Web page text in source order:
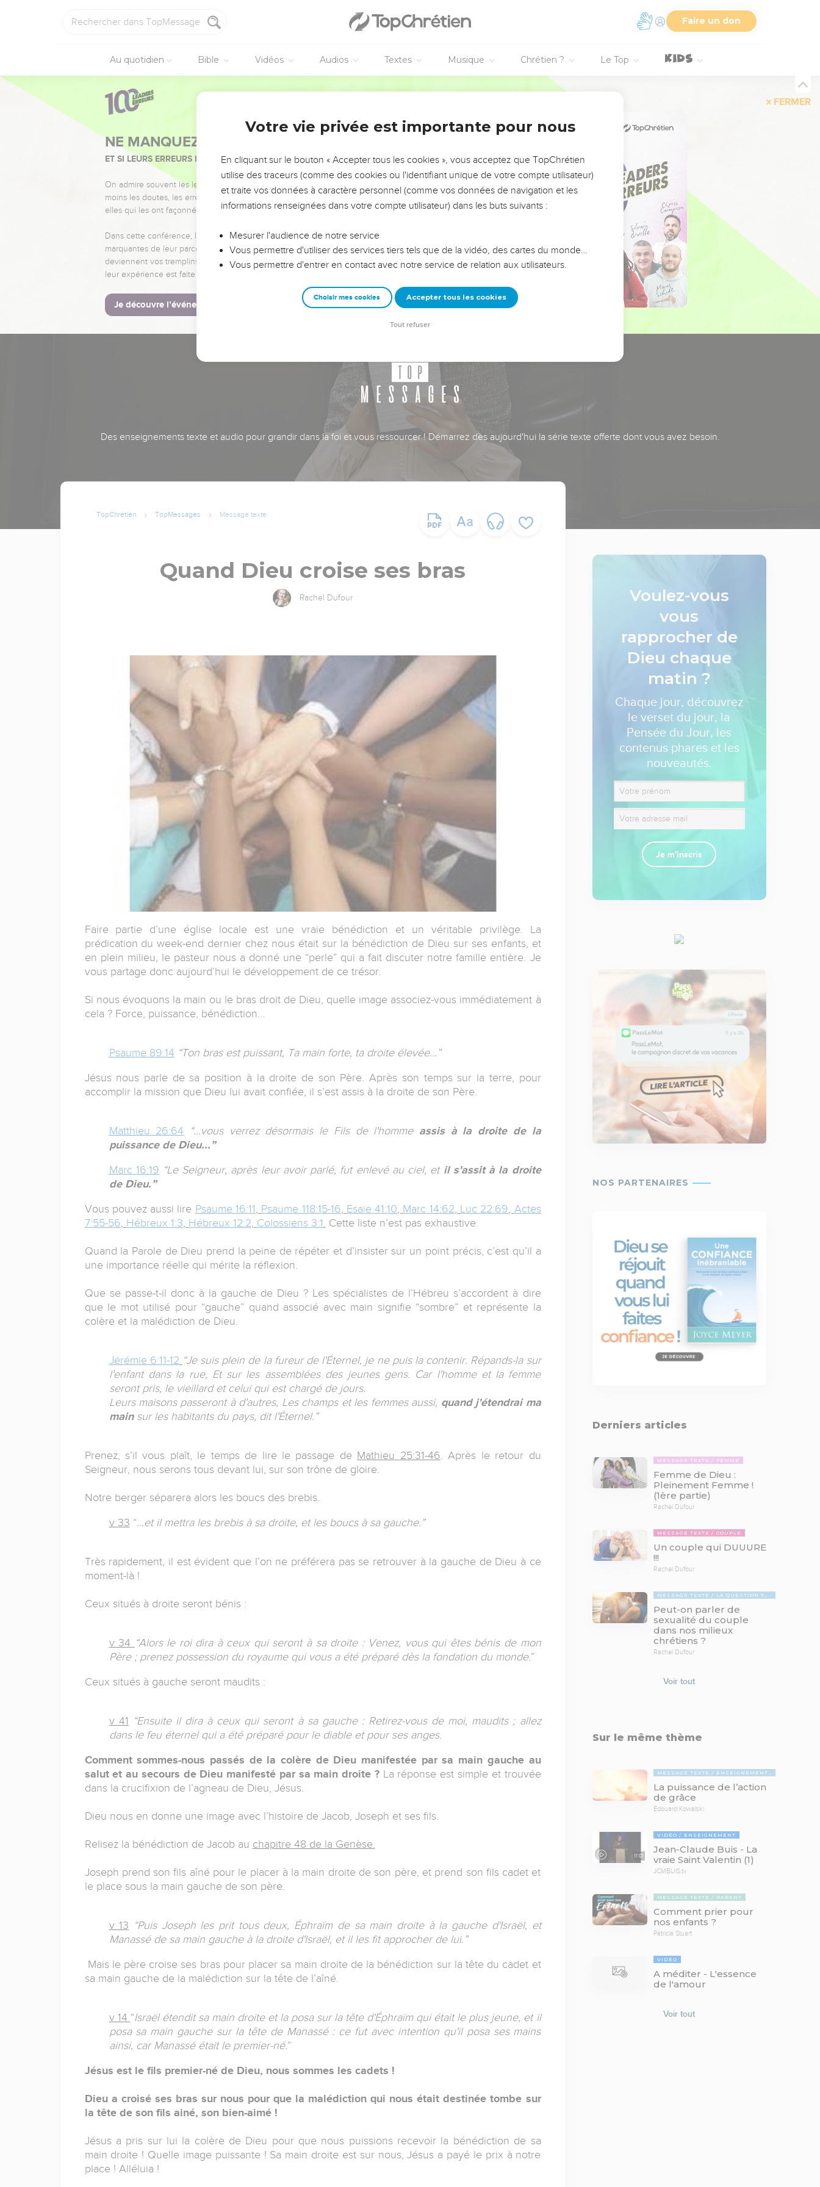
Faire un don
Au quotidien Bible Vidéos Audios Textes Musique Chrétien ? Le Top
FERMER
NE MANQUEZ PAS L’ÉVÉNEMENT DE L’ANNÉE !
ET SI LEURS ERREURS POUVAIENT VOUS ÉVITER LES VOTRES ?
On admire souvent les leaders pour leurs réussites, leur impact, leur foi ou leur vision. Mais on voit
moins les doutes, les erreurs et les saisons difficiles qu'ils ont traversés, alors même que ce sont
elles qui les ont façonnés.
Dans cette conférence, leaders, entrepreneurs, et responsables reviennent sur les erreurs
marquantes de leur parcours et les clés pour avancer avec plus de sagesse afin que leurs erreurs
deviennent vos tremplins. Que vous guidiez un ministère, une équipe, un groupe ou une famille,
leur expérience est faite pour vous.
Je découvre l’événement
Des enseignements texte et audio pour grandir dans la foi et vous ressourcer ! Démarrez dès aujourd'hui la série texte offerte dont vous avez besoin.
TopChrétien TopMessages Message texte
Quand Dieu croise ses bras
Rachel Dufour
Faire partie d’une église locale est une vraie bénédiction et un véritable privilège. La
prédication du week-end dernier chez nous était sur la bénédiction de Dieu sur ses enfants, et
en plein milieu, le pasteur nous a donné une “perle” qui a fait discuter notre famille entière. Je
vous partage donc aujourd’hui le développement de ce trésor.
Si nous évoquons la main ou le bras droit de Dieu, quelle image associez-vous immédiatement à
cela ? Force, puissance, bénédiction...
Psaume 89:14 “Ton bras est puissant, Ta main forte, ta droite élevée...”
Jésus nous parle de sa position à la droite de son Père. Après son temps sur la terre, pour
accomplir la mission que Dieu lui avait confiée, il s’est assis à la droite de son Père.
Matthieu 26:64 “...vous verrez désormais le Fils de l'homme assis à la droite de la
puissance de Dieu...”
Marc 16:19 “Le Seigneur, après leur avoir parlé, fut enlevé au ciel, et il s'assit à la droite
de Dieu.”
Vous pouvez aussi lire Psaume 16:11, Psaume 118:15-16, Esaïe 41:10, Marc 14:62, Luc 22:69, Actes
7:55-56, Hébreux 1:3, Hébreux 12:2, Colossiens 3:1. Cette liste n’est pas exhaustive.
Quand la Parole de Dieu prend la peine de répéter et d’insister sur un point précis, c’est qu’il a
une importance réelle qui mérite la réflexion.
Que se passe-t-il donc à la gauche de Dieu ? Les spécialistes de l’Hébreu s’accordent à dire
que le mot utilisé pour “gauche” quand associé avec main signifie “sombre” et représente la
colère et la malédiction de Dieu.
Jérémie 6:11-12 “Je suis plein de la fureur de l'Éternel, je ne puis la contenir. Répands-la sur
l'enfant dans la rue, Et sur les assemblées des jeunes gens. Car l'homme et la femme
seront pris, le vieillard et celui qui est chargé de jours.
Leurs maisons passeront à d'autres, Les champs et les femmes aussi, quand j'étendrai ma
mainsur les habitants du pays, dit l'Éternel.”
Prenez, s’il vous plaît, le temps de lire le passage de Mathieu 25:31-46. Après le retour du
Seigneur, nous serons tous devant lui, sur son trône de gloire.
Notre berger séparera alors les boucs des brebis.
v 33 “...et il mettra les brebis à sa droite, et les boucs à sa gauche.”
Très rapidement, il est évident que l’on ne préférera pas se retrouver à la gauche de Dieu à ce
moment-là !
Ceux situés à droite seront bénis :
v 34 “Alors le roi dira à ceux qui seront à sa droite : Venez, vous qui êtes bénis de mon
Père ; prenez possession du royaume qui vous a été préparé dès la fondation du monde.”
Ceux situés à gauche seront maudits :
v 41 “Ensuite il dira à ceux qui seront à sa gauche : Retirez-vous de moi, maudits ; allez
dans le feu éternel qui a été préparé pour le diable et pour ses anges.
Comment sommes-nous passés de la colère de Dieu manifestée par sa main gauche au
salut et au secours de Dieu manifesté par sa main droite ? La réponse est simple et trouvée
dans la crucifixion de l’agneau de Dieu, Jésus.
Dieu nous en donne une image avec l’histoire de Jacob, Joseph et ses fils.
Relisez la bénédiction de Jacob au chapitre 48 de la Genèse.
Joseph prend son fils aîné pour le placer à la main droite de son père, et prend son fils cadet et
le place sous la main gauche de son père.
v 13 “Puis Joseph les prit tous deux, Éphraïm de sa main droite à la gauche d'Israël, et
Manassé de sa main gauche à la droite d'Israël, et il les fit approcher de lui.”
Mais le père croise ses bras pour placer sa main droite de la bénédiction sur la tête du cadet et
sa main gauche de la malédiction sur la tête de l’aîné.
v 14 “Israël étendit sa main droite et la posa sur la tête d'Éphraïm qui était le plus jeune, et il
posa sa main gauche sur la tête de Manassé : ce fut avec intention qu'il posa ses mains
ainsi, car Manassé était le premier-né.”
Jésus est le fils premier-né de Dieu, nous sommes les cadets !
Dieu a croisé ses bras sur nous pour que la malédiction qui nous était destinée tombe sur
la tête de son fils ainé, son bien-aimé !
Jésus a pris sur lui la colère de Dieu pour que nous puissions recevoir la bénédiction de sa
main droite ! Quelle image puissante ! Sa main droite est sur nous, Jésus a payé le prix à notre
place ! Alléluia !
Voulez-vous
vous
rapprocher de
Dieu chaque
matin ?
Chaque jour, découvrez
le verset du jour, la
Pensée du Jour, les
contenus phares et les
nouveautés.
Je m'inscris
Derniers articles
MESSAGE TEXTE FEMME
Femme de Dieu :
Pleinement Femme !
(1ère partie)
Rachel Dufour
MESSAGE TEXTE COUPLE
Un couple qui DUUURE
!!!
Rachel Dufour
MESSAGE TEXTE LA QUESTION TABOUE
Peut-on parler de
sexualité du couple
dans nos milieux
chrétiens ?
Rachel Dufour
Voir tout
Sur le même thème
MESSAGE TEXTE ENSEIGNEMENTS BIBLIQUES
La puissance de l’action
de grâce
Edouard Kowalski
11:01
VIDÉO ENSEIGNEMENT
Jean-Claude Buis - La
vraie Saint Valentin (1)
JCMBUIS.tv
MESSAGE TEXTE PARENT
Comment prier pour
nos enfants ?
Patricia Stuart
VIDÉO
A méditer - L'essence
de l'amour
Voir tout
Votre vie privée est importante pour nous
En cliquant sur le bouton « Accepter tous les cookies », vous acceptez que TopChrétien
utilise des traceurs (comme des cookies ou l'identifiant unique de votre compte utilisateur)
et traite vos données à caractère personnel (comme vos données de navigation et les
informations renseignées dans votre compte utilisateur) dans les buts suivants :
Mesurer l'audience de notre service
Vous permettre d'utiliser des services tiers tels que de la vidéo, des cartes du monde…
Vous permettre d'entrer en contact avec notre service de relation aux utilisateurs.
Choisir mes cookies Accepter tous les cookies
Tout refuser